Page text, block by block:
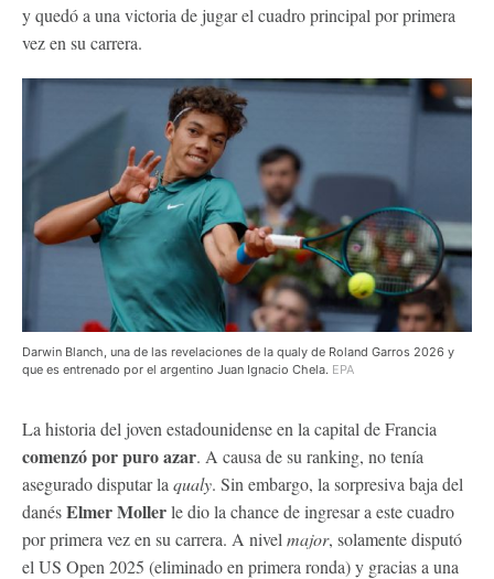
y quedó a una victoria de jugar el cuadro principal por primera
vez en su carrera.
Darwin Blanch, una de las revelaciones de la qualy de Roland Garros 2026 y
que es entrenado por el argentino Juan Ignacio Chela. EPA
La historia del joven estadounidense en la capital de Francia
comenzó por puro azar. A causa de su ranking, no tenía
asegurado disputar la qualy. Sin embargo, la sorpresiva baja del
danésElmer Mollerle dio la chance de ingresar a este cuadro
por primera vez en su carrera. A nivel major, solamente disputó
el US Open 2025 (eliminado en primera ronda) y gracias a una